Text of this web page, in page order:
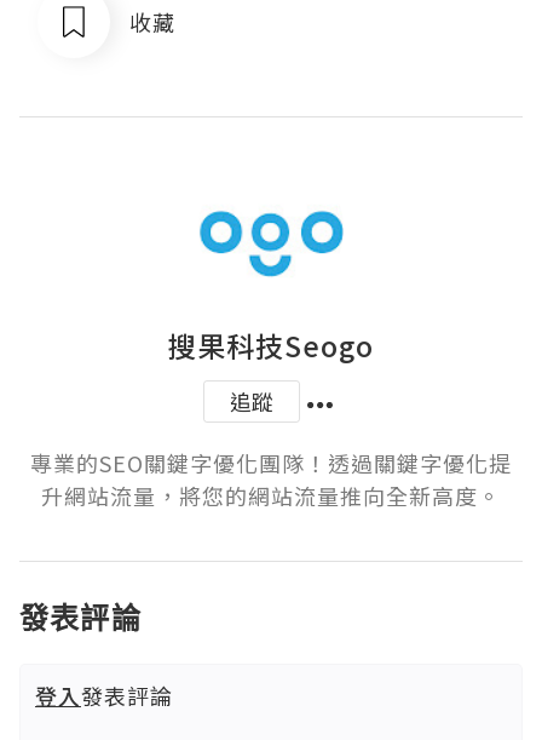
收藏
搜果科技Seogo
追蹤
專業的SEO關鍵字優化團隊！透過關鍵字優化提
升網站流量，將您的網站流量推向全新高度。
發表評論
登入發表評論